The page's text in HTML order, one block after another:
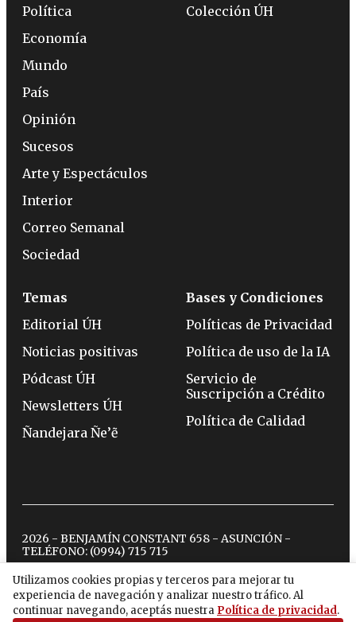
Utilizamos cookies propias y terceros para mejorar tu
experiencia de navegación y analizar nuestro tráfico. Al
continuar navegando, aceptás nuestra Política de privacidad.
Política
Economía
Mundo
País
Opinión
Sucesos
Arte y Espectáculos
Interior
Correo Semanal
Sociedad
Colección ÚH
Temas
Editorial ÚH
Noticias positivas
Pódcast ÚH
Newsletters ÚH
Ñandejara Ñe’ẽ
Bases y Condiciones
Políticas de Privacidad
Política de uso de la IA
Servicio de
Suscripción a Crédito
Política de Calidad
2026 - BENJAMÍN CONSTANT 658 - ASUNCIÓN -
TELÉFONO: (0994) 715 715
twitterinstagram
facebook
tiktokyoutubespotify